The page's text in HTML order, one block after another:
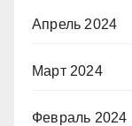
Апрель 2024
Март 2024
Февраль 2024